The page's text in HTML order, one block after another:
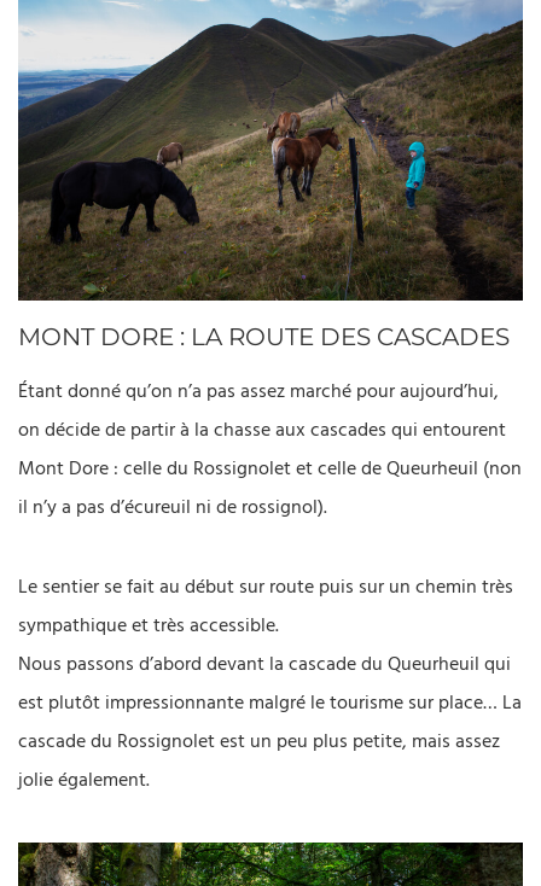
MONT DORE : LA ROUTE DES CASCADES
Étant donné qu’on n’a pas assez marché pour aujourd’hui,
on décide de partir à la chasse aux cascades qui entourent
Mont Dore : celle du Rossignolet et celle de Queurheuil (non
il n’y a pas d’écureuil ni de rossignol).
Le sentier se fait au début sur route puis sur un chemin très
sympathique et très accessible.
Nous passons d’abord devant la cascade du Queurheuil qui
est plutôt impressionnante malgré le tourisme sur place… La
cascade du Rossignolet est un peu plus petite, mais assez
jolie également.